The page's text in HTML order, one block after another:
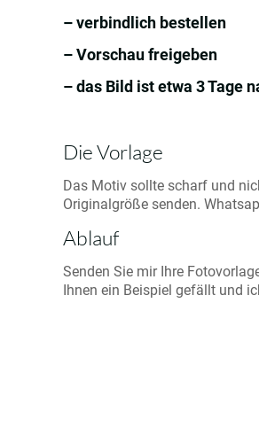
– verbindlich bestellen
– Vorschau freigeben
– das Bild ist etwa 3 Tage
Die Vorlage
Das Motiv sollte scharf und
Originalgröße senden.
Ablauf
Senden Sie mir Ihre
Ihnen ein Beispiel gefällt und